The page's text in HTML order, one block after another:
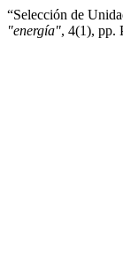
“Selección de
"energía", 4(1), pp.